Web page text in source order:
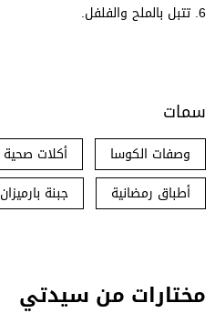
6. تتبل بالملح والفلفل.
سمات
وصفات الكوسا أكلات صحية
أطباق رمضانية
جبنة بارميزان
مختارات من سيدتي